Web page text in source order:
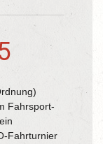
Fahrsport-
Fahrturnier